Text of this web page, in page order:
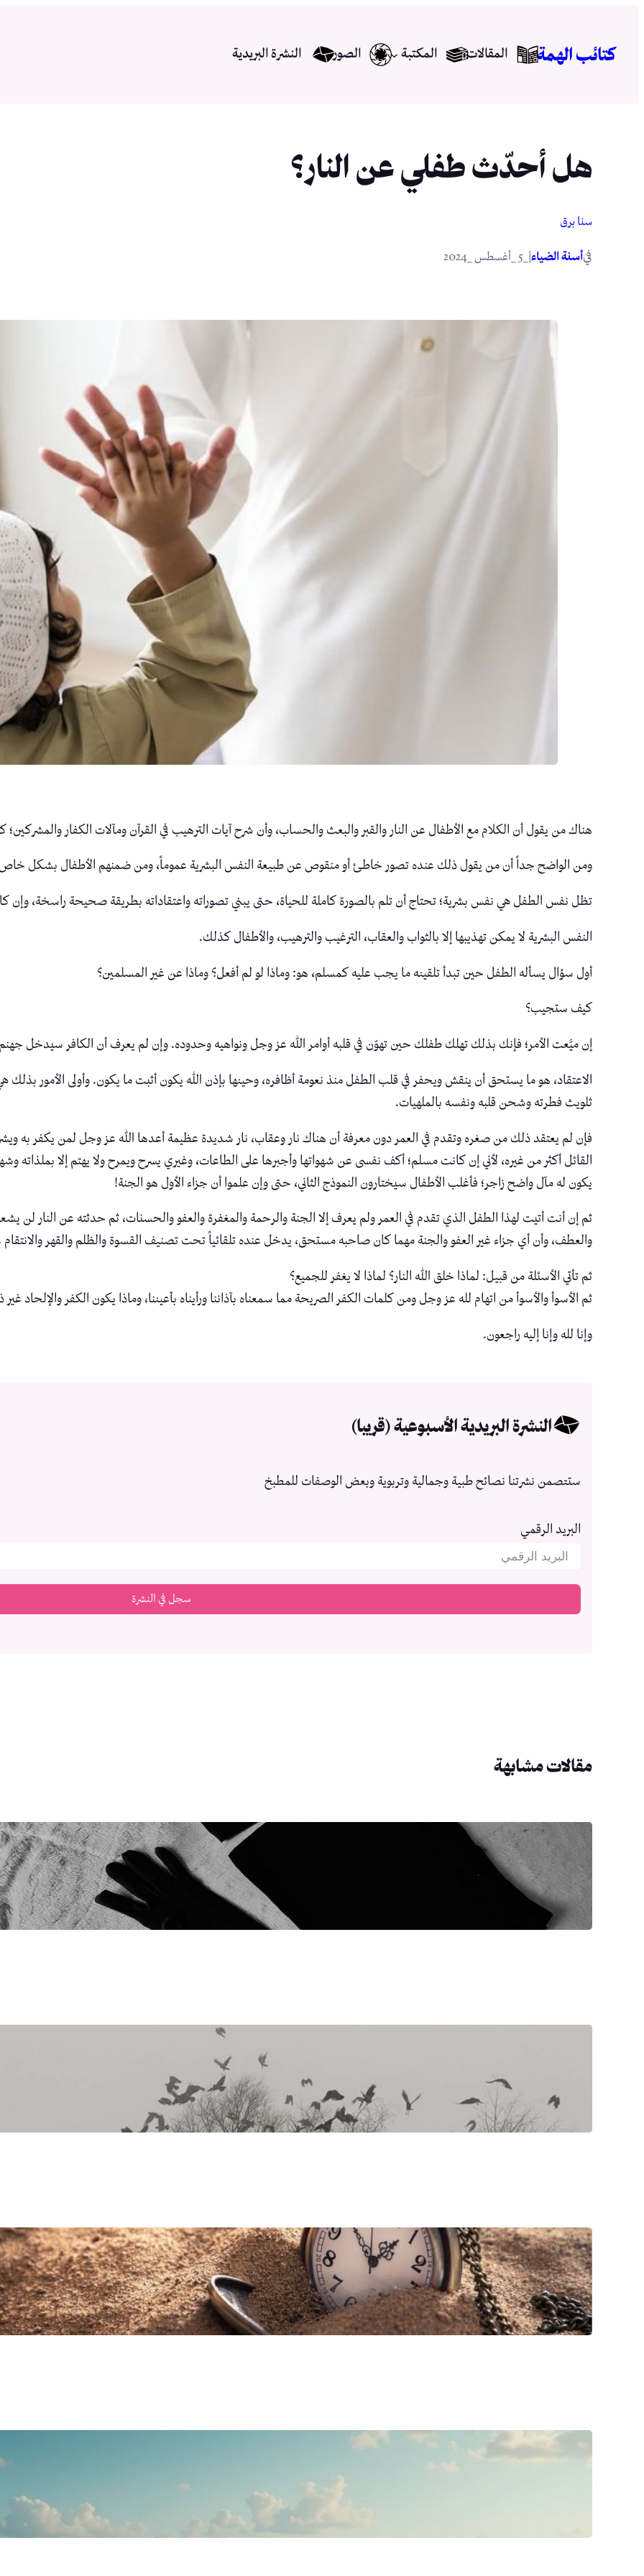
المحتوىكتائب الهمة المقالات المكتبة الصور النشرة البريدية
هل أحدّث طفلي عن النار؟
سنا برق
فيأسنة الضياء
هناك من يقول أن الكلام مع الأطفال عن النار والقبر والبعث والحساب، وأن شرح آيات الترهيب في القرآن ومآلات الكفار
ومن الواضح جداً أن من يقول ذلك عنده تصور خاطئ أو منقوص عن طبيعة النفس البشرية عموماً، ومن ضمنهم الأطفال بشكل
تظل نفس الطفل هي نفس بشرية؛ تحتاج أن تلم بالصورة كاملة للحياة، حتى يبني تصوراته واعتقاداته بطريقة صحيحة راسخة،
النفس البشرية لا يمكن تهذيبها إلا بالثواب والعقاب، الترغيب والترهيب، والأطفال كذلك.
أول سؤال يسأله الطفل حين تبدأ تلقينه ما يجب عليه كمسلم، هو: وماذا لو لم أفعل؟ وماذا عن غير المسلمين؟
كيف ستجيب؟
إن ميَّعت الأمر؛ فإنك بذلك تهلك طفلك حين تهوّن في قلبه أوامر الله عز وجل ونواهيه وحدوده. وإن لم يعرف أن الكافر سيدخل
الاعتقاد، هو ما يستحق أن ينقش ويحفر في قلب الطفل منذ نعومة أظافره، وحينها بإذن الله يكون أثبت ما يكون. وأولى الأمور
ثلويث فطرته وشحن قلبه ونفسه بالملهيات.
فإن لم يعتقد ذلك من صغره وتقدم في العمر دون معرفة أن هناك نار وعقاب، نار شديدة عظيمة أعدها الله عز وجل لمن يكفر به
القائل أكثر من غيره، لأني إن كانت مسلم؛ أكف نفسى عن شهواتها وأجبرها على الطاعات، وغيري يسرح ويمرح ولا يهتم إلا بملذاته
يكون له مآل واضح زاجر؛ فأغلب الأطفال سيختارون النموذج الثاني، حتى وإن علموا أن جزاء الأول هو الجنة!
ثم إن أنت أتيت لهذا الطفل الذي تقدم في العمر ولم يعرف إلا الجنة والرحمة والمغفرة والعفو والحسنات، ثم حدثته عن النار لن
والعطف، وأن أي جزاء غير العفو والجنة مهما كان صاحبه مستحق، يدخل عنده تلقائياً تحت تصنيف القسوة والظلم والقهر والانتقام
ثم تأتي الأسئلة من قبيل: لماذا خلق الله النار؟ لماذا لا يغفر للجميع؟
ثم الأسوأ والأسوأ من اتهام لله عز وجل ومن كلمات الكفر الصريحة مما سمعناه بآذاننا ورأيناه بأعيننا، وماذا يكون الكفر والإلحاد
وإنا لله وإنا إليه راجعون.
النشرة البريدية الأسبوعية (قريبا)
ستتصمن نشرتنا نصائح طبية وجمالية وتربوية وبعض الوصفات للمطبخ
البريد الرقمي
سجل في النشرة
مقالات مشابهة